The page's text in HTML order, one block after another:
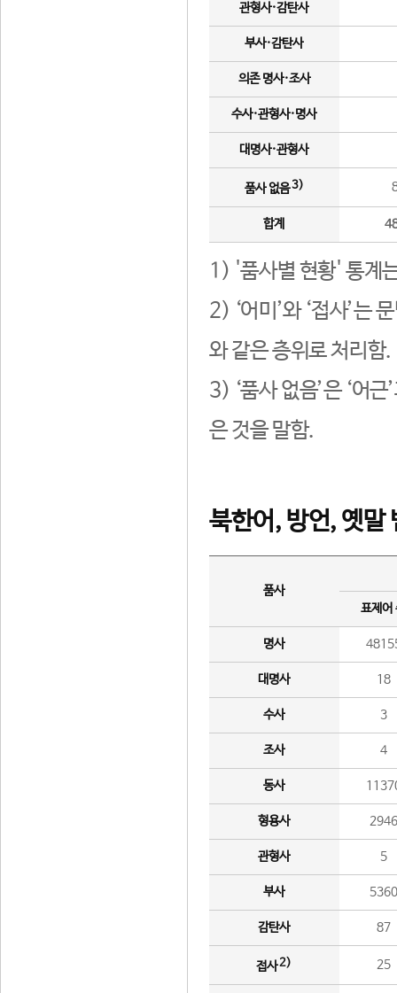
관형사·감탄사
부사·감탄사
의존 명사·조사
수사·관형사·명사
대명사·관형사
품사 없음3)
합계
1) '품사별 현황' 통계
2) ‘어미’와 ‘접사’는
와 같은 층위로 처리함.
3) ‘품사 없음’은 ‘어
은 것을 말함.
북한어, 방언, 옛말
품사
표제어
명사
대명사 18
수사 3
조사 4
동사
형용사 2946
관형사 5
부사 5360
감탄사 87
접사2) 25